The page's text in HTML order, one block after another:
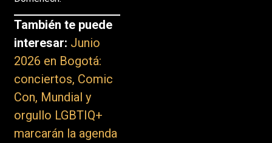
También te puede
interesar: Junio
2026 en Bogotá:
conciertos, Comic
Con, Mundial y
orgullo LGBTIQ+
marcarán la agenda